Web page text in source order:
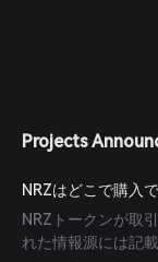
Projects
NRZはどこで購入
NRZトークンが取
れた情報源には記